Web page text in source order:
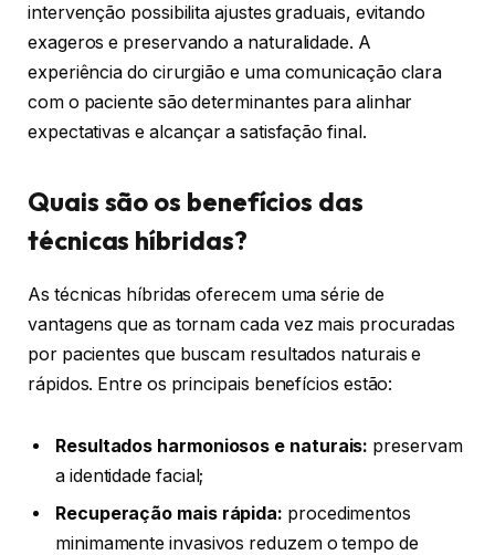
intervenção possibilita ajustes graduais, evitando
exageros e preservando a naturalidade. A
experiência do cirurgião e uma comunicação clara
com o paciente são determinantes para alinhar
expectativas e alcançar a satisfação final.
Quais são os benefícios das
técnicas híbridas?
As técnicas híbridas oferecem uma série de
vantagens que as tornam cada vez mais procuradas
por pacientes que buscam resultados naturais e
rápidos. Entre os principais benefícios estão:
Resultados harmoniosos e naturais: preservam
a identidade facial;
Recuperação mais rápida: procedimentos
minimamente invasivos reduzem o tempo de